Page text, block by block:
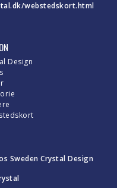
webstedskort.html
Design